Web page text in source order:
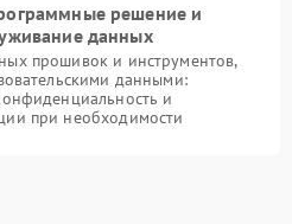
решение и
данных
прошивок и инструментов,
данными:
и
при необходимости